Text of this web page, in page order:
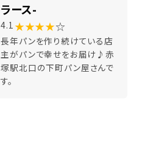
ラース-
4.1 ★★★★☆
長年パンを作り続けている店
主がパンで幸せをお届け♪赤
塚駅北口の下町パン屋さんで
す。